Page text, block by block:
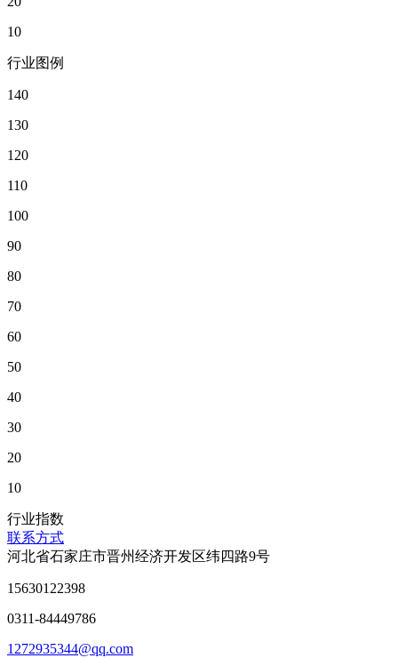
10
行业图例
140
130
120
110
100
90
80
70
60
50
40
30
20
10
行业指数
联系方式
河北省石家庄市晋州经济开发区纬四路9号
15630122398
0311-84449786
1272935344@qq.com